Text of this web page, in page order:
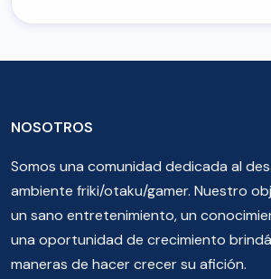
NOSOTROS
Somos una comunidad dedicada al
ambiente friki/otaku/gamer. Nuestro
un sano entretenimiento, un
una oportunidad de crecimiento
maneras de hacer crecer su afición.